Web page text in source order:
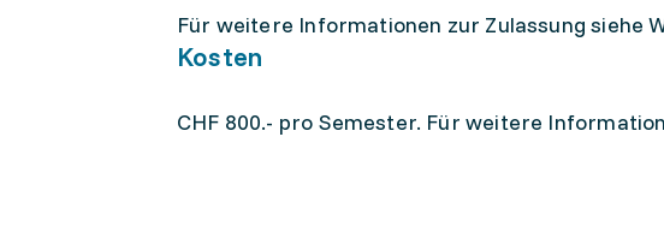
Für weitere Informationen zur Zulassung siehe
Kosten
CHF 800.- pro Semester. Für weitere